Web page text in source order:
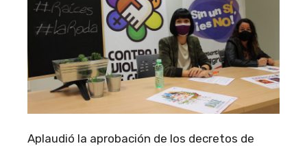
Aplaudió la aprobación de los decretos de